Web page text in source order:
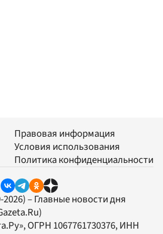
Правовая информация
Условия использования
Политика конфиденциальности
– Главные новости дня
, ОГРН 1067761730376, ИНН